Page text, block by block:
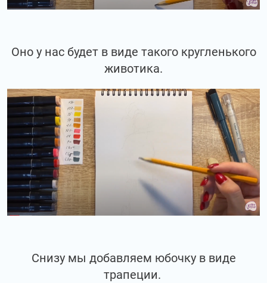
Оно у нас будет в виде такого кругленького
животика.
Снизу мы добавляем юбочку в виде
трапеции.